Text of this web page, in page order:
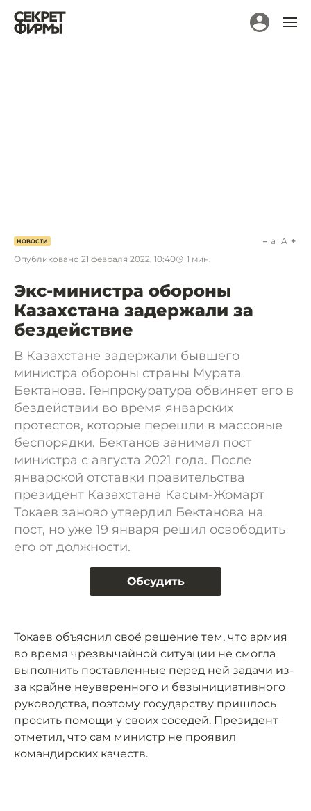
НОВОСТИ
Опубликовано 21 февраля 2022, 10:40 1 мин.
a A
Экс-министра обороны
Казахстана задержали за
бездействие
В Казахстане задержали бывшего
министра обороны страны Мурата
Бектанова. Генпрокуратура обвиняет его в
бездействии во время январских
протестов, которые перешли в массовые
беспорядки. Бектанов занимал пост
министра с августа 2021 года. После
январской отставки правительства
президент Казахстана Касым-Жомарт
Токаев заново утвердил Бектанова на
пост, но уже 19 января решил освободить
его от должности.
Обсудить
Токаев объяснил своё решение тем, что армия
во время чрезвычайной ситуации не смогла
выполнить поставленные перед ней задачи из-
за крайне неуверенного и безынициативного
руководства, поэтому государству пришлось
просить помощи у своих соседей. Президент
отметил, что сам министр не проявил
командирских качеств.